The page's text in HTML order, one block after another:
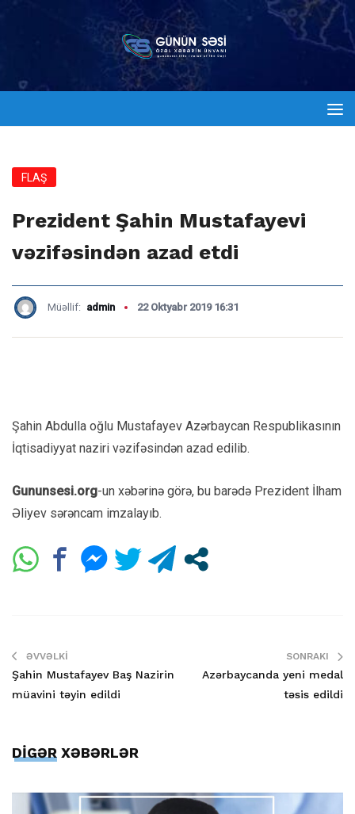
FLAŞ
Prezident Şahin Mustafayevi
vəzifəsindən azad etdi
Müəllif: admin 22 Oktyabr 2019 16:31
Şahin Abdulla oğlu Mustafayev Azərbaycan Respublikasının
İqtisadiyyat naziri vəzifəsindən azad edilib.
Gununsesi.org-un xəbərinə görə, bu barədə Prezident İlham
Əliyev sərəncam imzalayıb.
ƏVVƏLKI
Şahin Mustafayev Baş Nazirin
müavini təyin edildi
SONRAKI
Azərbaycanda yeni medal
təsis edildi
DİGƏR XƏBƏRLƏR